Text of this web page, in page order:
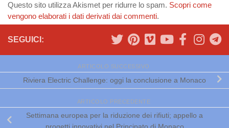
Questo sito utilizza Akismet per ridurre lo spam. Scopri come
vengono elaborati i dati derivati dai commenti.
SEGUICI:
ARTICOLO SUCCESSIVO
Riviera Electric Challenge: oggi la conclusione a Monaco
ARTICOLO PRECEDENTE
Settimana europea per la riduzione dei rifiuti; appello a